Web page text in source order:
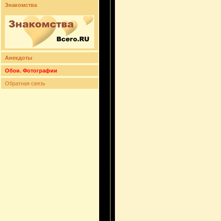
Знакомства
Анекдоты
Обои. Фотографии
Обратная связь